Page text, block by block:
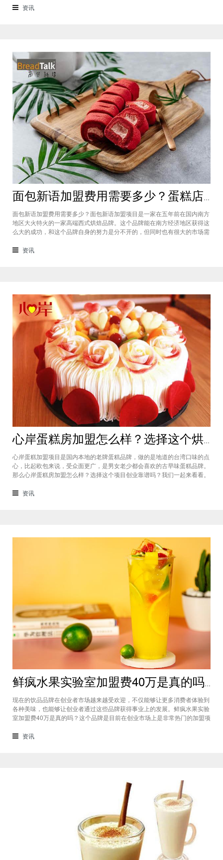
店，在这里就不说名字了。虽然开头说得很好，公司也确实提供了设备和产
资讯
面包新语加盟费用需要多少？蛋糕店加盟费用太高了吗？
面包新语加盟费用需要多少？面包新语加盟项目是一家在五年前在国内南方
地区大火特火的一家高端西式烘焙品牌。这个品牌能在南方经济地区获得这
么大的成功，和这个品牌自身的努力是分不开的，但同时也有很大的市场需
在国内市场上的首先一家传统地道且正宗的西式烘焙品牌，这对于很多国内
资讯
心岸蛋糕房加盟怎么样？选择这个烘焙品牌创业靠谱吗
心岸蛋糕加盟项目是国内本地的老牌蛋糕品牌，做的是地道的台湾口味的点
心，比起欧包来说，受众面更广，是男女老少都会喜欢的古早味蛋糕品牌。
那么心岸蛋糕房加盟怎么样？选择这个项目创业靠谱吗？我们一起来看看。
要不就是流行可颂，怎么还会有加盟商去加盟传统烘焙店呢？这您就有所不
资讯
鲜疯水果实验室加盟费40万是真的吗？根本没有传言中那么多！
现在的饮品品牌在创业者市场越来越受欢迎，不仅能够让更多消费者体验到
各种美味，也能够让创业者通过这些品牌获得事业上的发展。鲜疯水果实验
室加盟费40万是真的吗？这个品牌是目前在创业市场上是非常热门的加盟项
比较好的印象，比较低廉的鲜疯水果实验室加盟用也成为了众多创业者青睐
资讯